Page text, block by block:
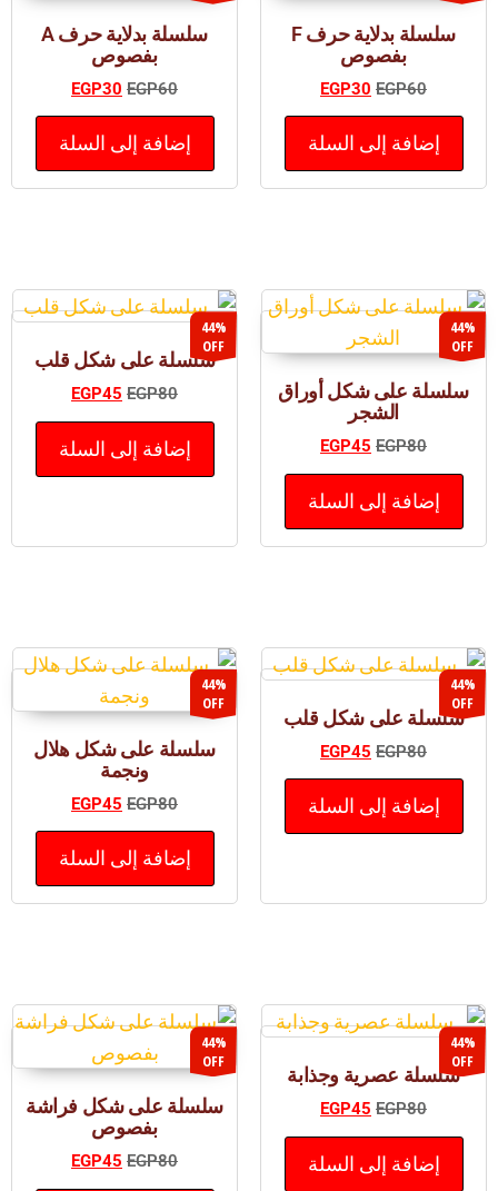
سلسلة بدلاية حرف F
بفصوص
EGP60
EGP30
إضافة إلى السلة
سلسلة بدلاية حرف A
بفصوص
EGP60
EGP30
إضافة إلى السلة
44%
OFF
سلسلة على شكل أوراق
الشجر
EGP80
EGP45
إضافة إلى السلة
44%
OFF
سلسلة على شكل قلب
EGP80
EGP45
إضافة إلى السلة
44%
OFF
سلسلة على شكل قلب
EGP80
EGP45
إضافة إلى السلة
44%
OFF
سلسلة على شكل هلال
ونجمة
EGP80
EGP45
إضافة إلى السلة
44%
OFF
سلسلة عصرية وجذابة
EGP80
EGP45
إضافة إلى السلة
44%
OFF
سلسلة على شكل فراشة
بفصوص
EGP80
EGP45